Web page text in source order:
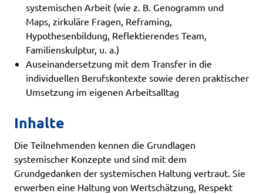
systemischen Arbeit (wie z. B. Genogramm und
Maps, zirkuläre Fragen, Reframing,
Hypothesenbildung, Reflektierendes Team,
Familienskulptur, u. a.)
Auseinandersetzung mit dem Transfer in die
individuellen Berufskontexte sowie deren praktischer
Umsetzung im eigenen Arbeitsalltag
Inhalte
Die Teilnehmenden kennen die Grundlagen
systemischer Konzepte und sind mit dem
Grundgedanken der systemischen Haltung vertraut. Sie
erwerben eine Haltung von Wertschätzung, Respekt